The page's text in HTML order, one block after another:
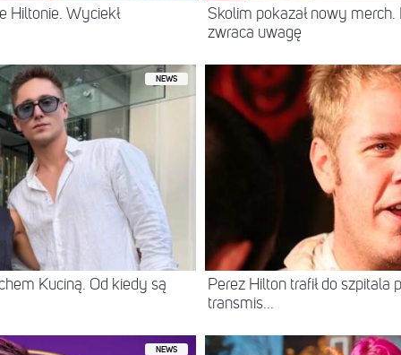
Hiltonie. Wyciekł
Skolim pokazał nowy
zwraca uwagę
NEWS
Kuciną. Od kiedy są
Perez Hilton trafił do szpitala
transmis...
NEWS